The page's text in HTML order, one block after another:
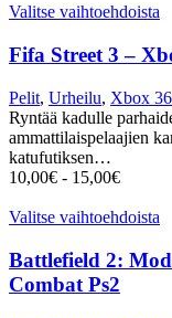
Valitse vaihtoehdoista
Fifa Street 3 –
Pelit, Urheilu, Xbox
Ryntää kadulle
ammattilaispelaajien
katufutiksen…
10,00€ - 15,00€
Valitse vaihtoehdoista
Battlefield 2:
Combat Ps2